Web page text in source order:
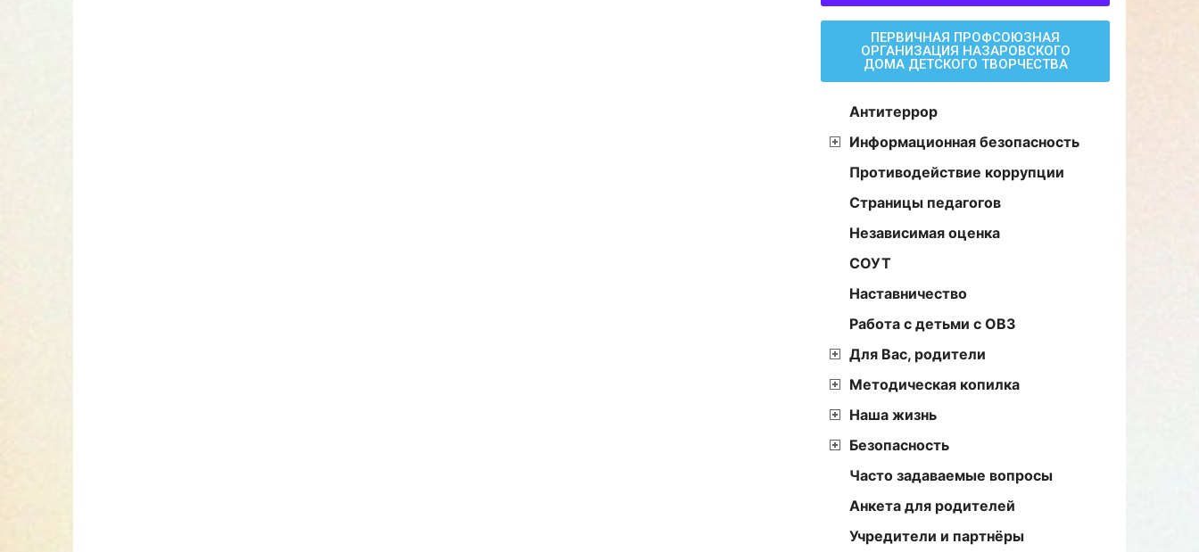
ПЕРВИЧНАЯ ПРОФСОЮЗНАЯ
ОРГАНИЗАЦИЯ НАЗАРОВСКОГО
ДОМА ДЕТСКОГО ТВОРЧЕСТВА
Антитеррор
Информационная безопасность
Противодействие коррупции
Страницы педагогов
Независимая оценка
СОУТ
Наставничество
Работа с детьми с ОВЗ
Для Вас, родители
Методическая копилка
Наша жизнь
Безопасность
Часто задаваемые вопросы
Анкета для родителей
Учредители и партнёры